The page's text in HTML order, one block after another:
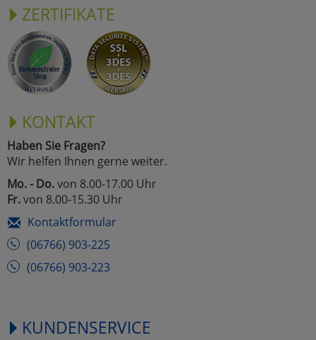
ZERTIFIKATE
KONTAKT
Haben Sie Fragen?
Wir helfen Ihnen gerne weiter.
Mo. - Do.von 8.00-17.00 Uhr
Fr.von 8.00-15.30 Uhr
Kontaktformular
(06766) 903-225
(06766) 903-223
KUNDENSERVICE